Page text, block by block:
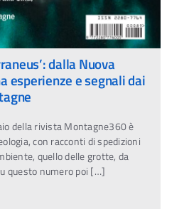
dalla Nuova
esperienze e segnali dai
della rivista Montagne360 è
con racconti di spedizioni
quello delle grotte, da
questo numero poi […]